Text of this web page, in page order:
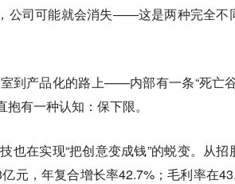
公司可能就会消失——这是两种完全不
到产品化的路上——内部有一条“死亡
有一种认知：保下限。
也在实现“把创意变成钱”的蜕变。从招
元，年复合增长率42.7%；毛利率在